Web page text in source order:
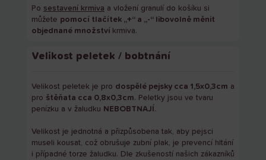
Po sestavení krmiva a vložení granulí do košíku si
můžete pomocí tlačítek „+“ a „-“ libovolně měnit
objednané množství krmiva.
Velikost peletek / bobtnání
Velikost peletek je pro dospělé pejsky cca 1,5x0,3cm a
pro štěňata cca 0,8x0,3cm. Peletky jsou ve tvaru
penízku a v žaludku NEBOBTNAJÍ .
Velikost je jednotná a přizpůsobena tak, aby pejsci
museli kousat, což obrušuje zubní plak, je prevencí hltání
i případné torze žaludku. Dle zkušeností našich zákazníků